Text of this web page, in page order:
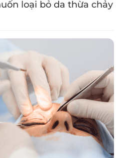
năm nếu bạn thực hiện
mắt đúng cách.
loại bỏ da thừa chảy